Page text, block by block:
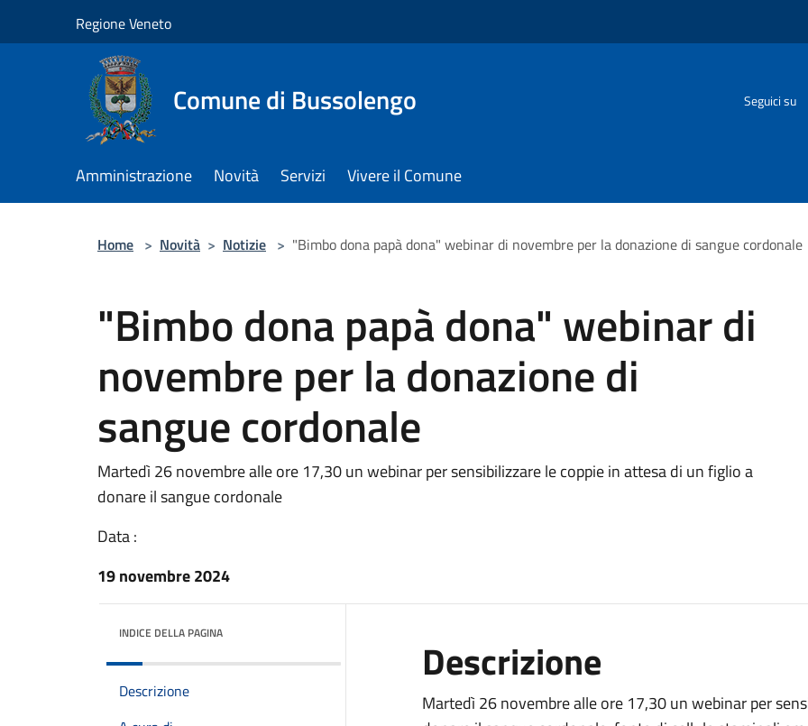
Regione Veneto
Comune di Bussolengo Seguici su
Amministrazione Novità Servizi Vivere il Comune
Home > Novità > Notizie > "Bimbo dona papà dona" webinar di novembre per la donazione di sangue cordonale
"Bimbo dona papà dona" webinar di
novembre per la donazione di
sangue cordonale
Martedì 26 novembre alle ore 17,30 un webinar per sensibilizzare le coppie in attesa di un figlio a
donare il sangue cordonale
Data :
19 novembre 2024
INDICE DELLA PAGINA
Descrizione
Descrizione
Martedì 26 novembre alle ore 17,30 un webinar per